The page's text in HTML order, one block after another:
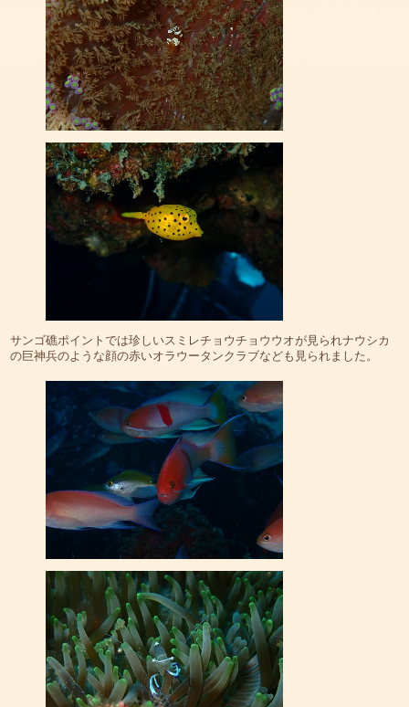
サンゴ礁ポイントでは珍しいスミレチョウチョウウオが見られナウシカ
の巨神兵のような顔の赤いオラウータンクラブなども見られました。